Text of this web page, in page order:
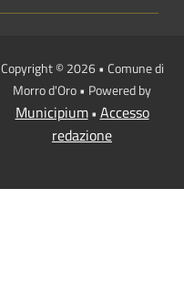
Copyright © 2026 • Comune di
Morro d'Oro • Powered by
Municipium• Accesso
redazione